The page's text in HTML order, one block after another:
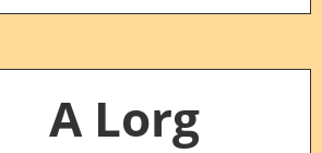
A Lorg